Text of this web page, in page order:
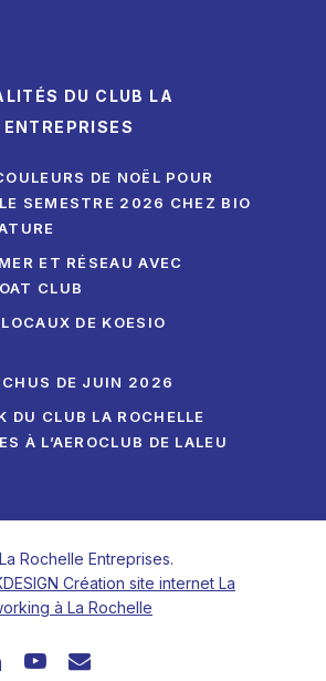
DU CLUB LA
DE NOËL POUR
SEMESTRE 2026 CHEZ BIO
ET RÉSEAU AVEC
CLUB
DE KOESIO
DE JUIN 2026
DU CLUB LA ROCHELLE
À L’AEROCLUB DE LALEU
Rochelle Entreprises.
Création site internet La
à La Rochelle
youtubeemail